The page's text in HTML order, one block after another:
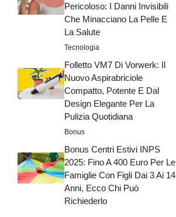
Pericoloso: I Danni Invisibili
Che Minacciano La Pelle E
La Salute
Tecnologia
Folletto VM7 Di Vorwerk: Il
Nuovo Aspirabriciole
Compatto, Potente E Dal
Design Elegante Per La
Pulizia Quotidiana
Bonus
Bonus Centri Estivi INPS
2025: Fino A 400 Euro Per Le
Famiglie Con Figli Dai 3 Ai 14
Anni, Ecco Chi Può
Richiederlo